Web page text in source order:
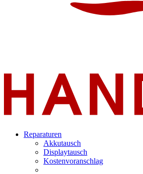
Reparaturen
Akkutausch
Displaytausch
Kostenvoranschlag